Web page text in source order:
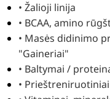
• Žalioji linija
• BCAA, amino
• Masės didinimo
"Gaineriai"
• Baltymai /
•